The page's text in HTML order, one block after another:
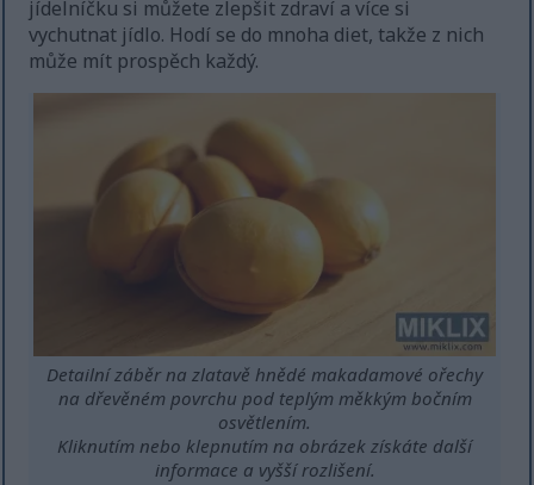
jídelníčku si můžete zlepšit zdraví a více si
vychutnat jídlo. Hodí se do mnoha diet, takže z nich
může mít prospěch každý.
Detailní záběr na zlatavě hnědé makadamové ořechy
na dřevěném povrchu pod teplým měkkým bočním
osvětlením.
Kliknutím nebo klepnutím na obrázek získáte další
informace a vyšší rozlišení.